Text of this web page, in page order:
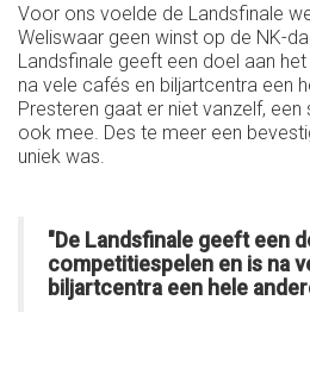
Voor ons voelde de Landsfinale
Weliswaar geen winst op de NK-
Landsfinale geeft een doel aan
na vele cafés en biljartcentra een
Presteren gaat er niet vanzelf,
ook mee. Des te meer een
uniek was.
"De Landsfinale geeft een
competitiespelen en is na
biljartcentra een hele